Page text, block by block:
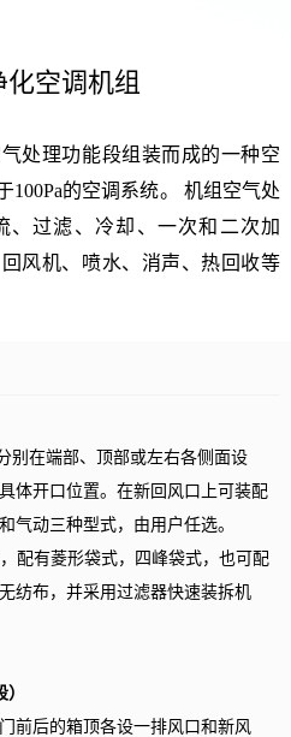
空调机组
处理功能段组装而成的一种空
100Pa的空调系统。 机组空气处
、过滤、冷却、一次和二次加
风机、喷水、消声、热回收等
别在端部、顶部或左右各侧面设
体开口位置。在新回风口上可装配
气动三种型式，由用户任选。
配有菱形袋式，四峰袋式，也可配
纺布，并采用过滤器快速装拆机
前后的箱顶各设一排风口和新风